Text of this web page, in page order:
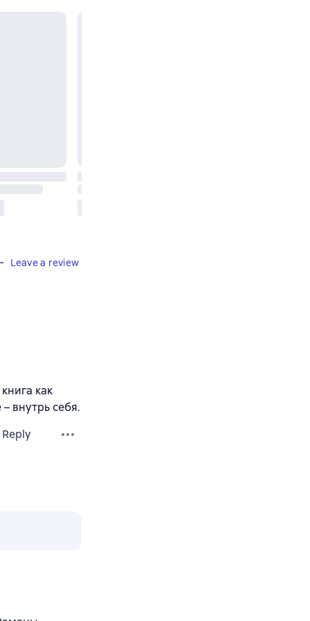
Leave a review
как
внутрь себя.
Reply